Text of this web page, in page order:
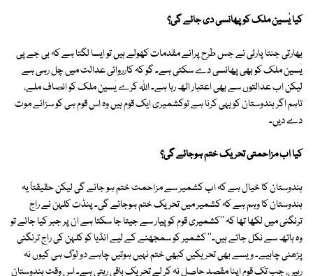
کیا یٰسین ملک کو پھانسی دی جائے گی؟
بھارتی جنتا پارٹی نے جس طرح پرانے مقدمات کھولے ہیں تو ایسا لگتا ہے کہ بی جے پی
یٰسین ملک کو بھی پھانسی دے سکتی ہے۔ گو کہ کارروائی عدالت میں چل رہی ہے
لیکن اب عدالتوں سے بھی اعتبار اٹھ رہا ہے۔ اللہ کرے یٰسین ملک کو انصاف ملے،
تاہم اگر ہندوستان کو یہی کرنا ہے توکشمیری ایک قوم ہیں وہ اس قوم ہی کو سزائے موت
دے دیں۔
کیا اب مزاحمتی تحریک ختم ہوجائے گی؟
ہندوستان کا خیال ہے کہ اب کشمیر سے مزاحمت ختم ہو جائے گی لیکن حقیقتاً یہ
ہندوستان کا وہم ہے کہ کشمیر میں تحریک ختم ہوجائے گی۔ پنڈت کلہن نے راج
ترنگنی میں لکھا تھا کہ ''کشمیری قوم کو پیار سے جیتا جا سکتا ہے ان پر جبر کیا جائے تو
وہ ہاتھ سے نکل جاتے ہیں۔'' کشمیر کو سمجھنے کے لیے انڈیا کو کلہن کی راج ترنگنی
پڑھنی چاہیے۔ ویسے بھی تحریکیں کبھی ختم نہیں ہوتیں چاہے دو لوگ ہی کیوں نہ
رہیں، جب تک قوم اپنا مقصد حاصل نہ کر لے تحریک باقی رہتی ہے۔ اس وقت ہندوستان